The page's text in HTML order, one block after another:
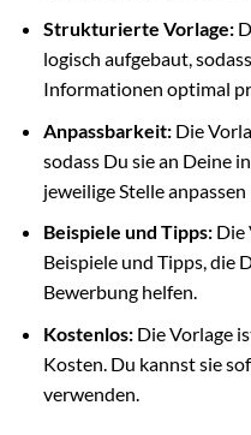
Strukturierte Vorlage:
logisch aufgebaut,
Informationen optimal
Anpassbarkeit:Die
sodass Du sie an Deine
jeweilige Stelle anpassen
Beispiele und Tipps:Die
Beispiele und Tipps, die
Bewerbung helfen.
Kostenlos:Die Vorlage
Kosten. Du kannst sie
verwenden.